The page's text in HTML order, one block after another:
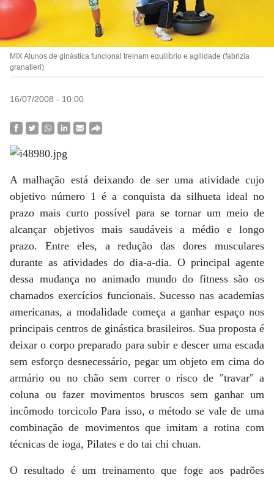
MIX Alunos de ginástica funcional treinam equilíbrio e agilidade (fabrizia
granatieri)
16/07/2008 - 10:00
A malhação está deixando de ser uma atividade cujo
objetivo número 1 é a conquista da silhueta ideal no
prazo mais curto possível para se tornar um meio de
alcançar objetivos mais saudáveis a médio e longo
prazo. Entre eles, a redução das dores musculares
durante as atividades do dia-a-dia. O principal agente
dessa mudança no animado mundo do fitness são os
chamados exercícios funcionais. Sucesso nas academias
americanas, a modalidade começa a ganhar espaço nos
principais centros de ginástica brasileiros. Sua proposta é
deixar o corpo preparado para subir e descer uma escada
sem esforço desnecessário, pegar um objeto em cima do
armário ou no chão sem correr o risco de "travar" a
coluna ou fazer movimentos bruscos sem ganhar um
incômodo torcicolo Para isso, o método se vale de uma
combinação de movimentos que imitam a rotina com
técnicas de ioga, Pilates e do tai chi chuan.
O resultado é um treinamento que foge aos padrões